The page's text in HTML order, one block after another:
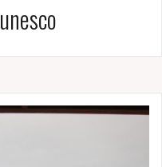
unesco